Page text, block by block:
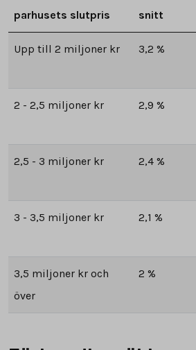
parhusets slutpris
snitt
Upp till 2 miljoner kr 3,2 %
2 - 2,5 miljoner kr 2,9 %
2,5 - 3 miljoner kr 2,4 %
3 - 3,5 miljoner kr 2,1 %
3,5 miljoner kr och
över
2 %